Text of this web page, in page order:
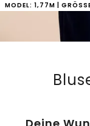
MODEL: 1,77M |